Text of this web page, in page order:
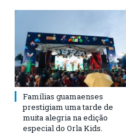
Famílias guamaenses
prestigiam uma tarde de
muita alegria na edição
especial do Orla Kids.